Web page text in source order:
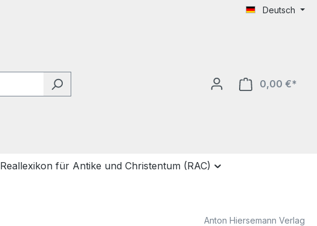
Deutsch
0,00 €*
Reallexikon für Antike und Christentum (RAC)
Anton Hiersemann Verlag